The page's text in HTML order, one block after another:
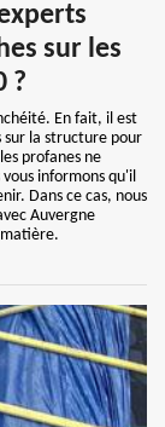
sur les
?
En fait, il est
sur la structure pour
profanes ne
informons qu'il
Dans ce cas, nous
Auvergne